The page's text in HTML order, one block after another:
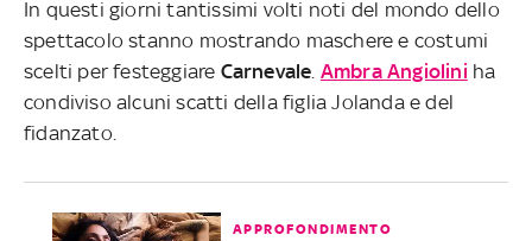
In questi giorni tantissimi volti noti del mondo dello
spettacolo stanno mostrando maschere e costumi
scelti per festeggiare Carnevale Ambra Angiolini ha
condiviso alcuni scatti della figlia Jolanda e del
fidanzato.
APPROFONDIMENTO